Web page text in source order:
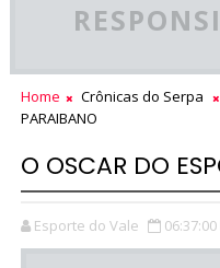
Home Crônicas do Serpa
PARAIBANO
O OSCAR DO
Esporte do Vale 06:37:00